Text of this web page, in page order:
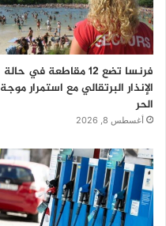
فرنسا تضع 12 مقاطعة في حالة
الإنذار البرتقالي مع استمرار موجة
الحر
أغسطس 8, 2026